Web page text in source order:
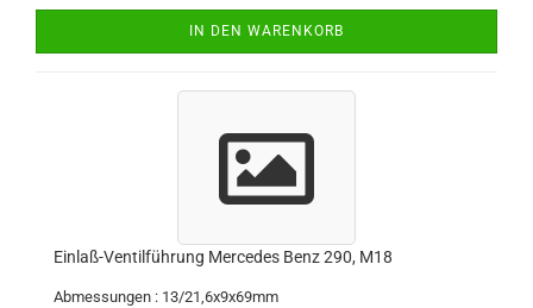
IN DEN WARENKORB
Einlaß-Ventilführung Mercedes Benz 290, M18
Abmessungen : 13/21,6x9x69mm